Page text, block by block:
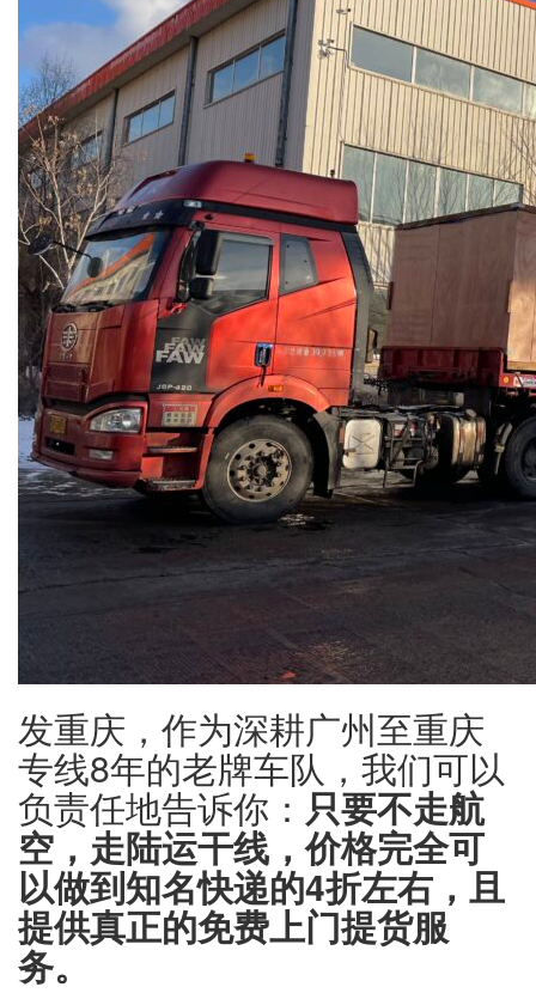
发重庆，作为深耕广州至重庆
专线8年的老牌车队，我们可以
负责任地告诉你： 只要不走航
空，走陆运干线，价格完全可
以做到知名快递的4折左右，且
提供真正的免费上门提货服
务。